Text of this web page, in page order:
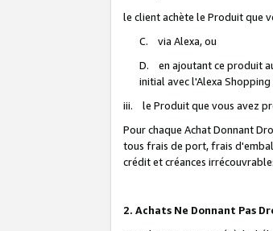
le client achète le Produit que
C. via Alexa, ou
D. en ajoutant ce produit
initial avec l'Alexa Shopping
iii. le Produit que vous avez
Pour chaque Achat Donnant
tous frais de port, frais
crédit et créances
2. Achats Ne Donnant Pas